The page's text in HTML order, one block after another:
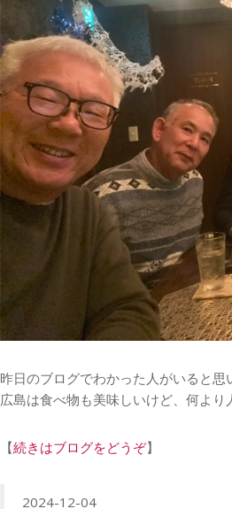
昨日のブログでわかった人がいると思
広島は食べ物も美味しいけど、何より
【続きはブログをどうぞ】
2024-12-04